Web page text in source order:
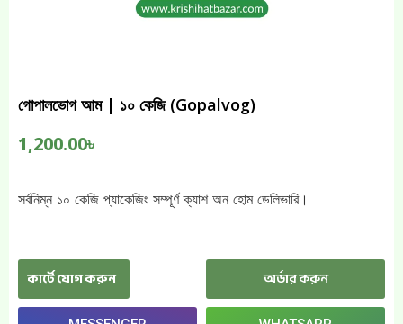
গোপালভোগ আম | ১০ কেজি (Gopalvog)
1,200.00৳
সর্বনিম্ন ১০ কেজি প্যাকেজিং সম্পূর্ণ ক্যাশ অন হোম ডেলিভারি।
কার্টে যোগ করুন অর্ডার করুন